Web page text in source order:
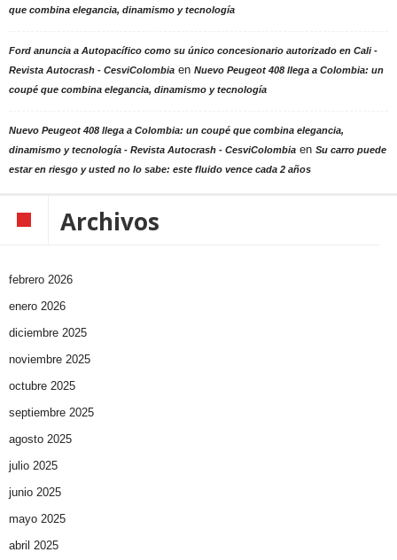
que combina elegancia, dinamismo y tecnología
Ford anuncia a Autopacífico como su único concesionario autorizado en Cali -
Revista Autocrash - CesviColombia en Nuevo Peugeot 408 llega a Colombia: un
coupé que combina elegancia, dinamismo y tecnología
Nuevo Peugeot 408 llega a Colombia: un coupé que combina elegancia,
dinamismo y tecnología - Revista Autocrash - CesviColombia en Su carro puede
estar en riesgo y usted no lo sabe: este fluido vence cada 2 años
Archivos
febrero 2026
enero 2026
diciembre 2025
noviembre 2025
octubre 2025
septiembre 2025
agosto 2025
julio 2025
junio 2025
mayo 2025
abril 2025